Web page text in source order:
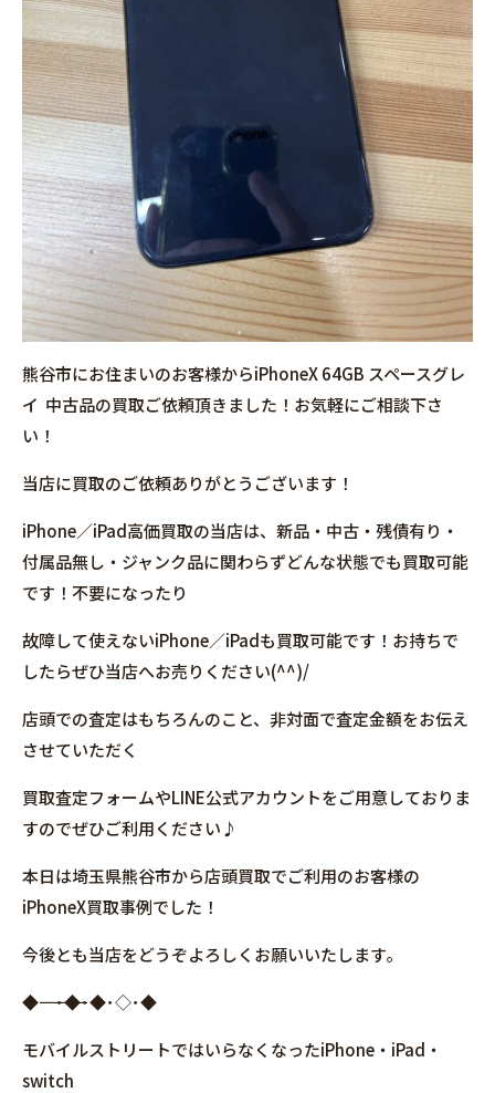
熊谷市にお住まいのお客様からiPhoneX 64GB スペースグレ
イ 中古品の買取ご依頼頂きました！お気軽にご相談下さ
い！
当店に買取のご依頼ありがとうございます！
iPhone／iPad高価買取の当店は、新品・中古・残債有り・
付属品無し・ジャンク品に関わらずどんな状態でも買取可能
です！不要になったり
故障して使えないiPhone／iPadも買取可能です！お持ちで
したらぜひ当店へお売りください(^^)/
店頭での査定はもちろんのこと、非対面で査定金額をお伝え
させていただく
買取査定フォームやLINE公式アカウントをご用意しておりま
すのでぜひご利用ください♪
本日は埼玉県熊谷市から店頭買取でご利用のお客様の
iPhoneX買取事例でした！
今後とも当店をどうぞよろしくお願いいたします。
◆――――――――――――――――･◆･◆･◇･◆
モバイルストリートではいらなくなったiPhone・iPad・
switch